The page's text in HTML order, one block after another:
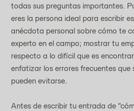
todas sus preguntas importantes.
eres la persona ideal para escribir
anécdota personal sobre cómo te
experto en el campo; mostrar tu
respecto a lo difícil que es
enfatizar los errores frecuentes que
pueden evitarse.
Antes de escribir tu entrada de